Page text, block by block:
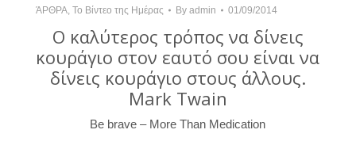
ΆΡΘΡΑ, Το Βίντεο της Ημέρας By admin 01/09/2014
Ο καλύτερος τρόπος να δίνεις
κουράγιο στον εαυτό σου είναι να
δίνεις κουράγιο στους άλλους.
Mark Twain
Be brave – More Than Medication